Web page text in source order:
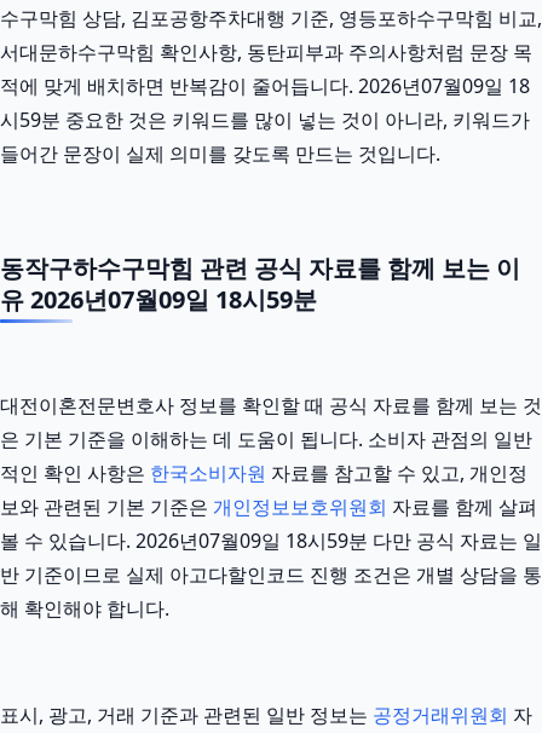
수구막힘 상담, 김포공항주차대행 기준, 영등포하수구막힘 비교,
서대문하수구막힘 확인사항, 동탄피부과 주의사항처럼 문장 목
적에 맞게 배치하면 반복감이 줄어듭니다. 2026년07월09일 18
시59분 중요한 것은 키워드를 많이 넣는 것이 아니라, 키워드가
들어간 문장이 실제 의미를 갖도록 만드는 것입니다.
동작구하수구막힘 관련 공식 자료를 함께 보는 이
유 2026년07월09일 18시59분
대전이혼전문변호사 정보를 확인할 때 공식 자료를 함께 보는 것
은 기본 기준을 이해하는 데 도움이 됩니다. 소비자 관점의 일반
적인 확인 사항은 한국소비자원 자료를 참고할 수 있고, 개인정
보와 관련된 기본 기준은 개인정보보호위원회 자료를 함께 살펴
볼 수 있습니다. 2026년07월09일 18시59분 다만 공식 자료는 일
반 기준이므로 실제 아고다할인코드 진행 조건은 개별 상담을 통
해 확인해야 합니다.
표시, 광고, 거래 기준과 관련된 일반 정보는 공정거래위원회 자